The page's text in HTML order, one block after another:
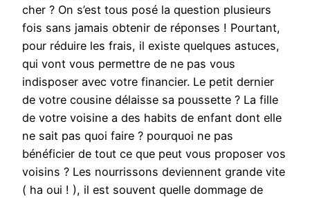
cher ? On s’est tous posé la question plusieurs
fois sans jamais obtenir de réponses ! Pourtant,
pour réduire les frais, il existe quelques astuces,
qui vont vous permettre de ne pas vous
indisposer avec votre financier. Le petit dernier
de votre cousine délaisse sa poussette ? La fille
de votre voisine a des habits de enfant dont elle
ne sait pas quoi faire ? pourquoi ne pas
bénéficier de tout ce que peut vous proposer vos
voisins ? Les nourrissons deviennent grande vite
( ha oui ! ), il est souvent quelle dommage de